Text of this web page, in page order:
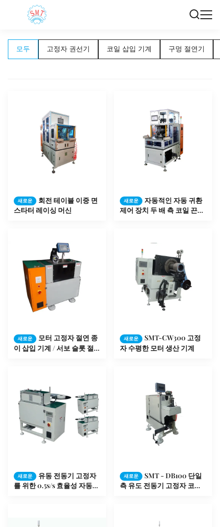
모두 고정자 권선기 코일 삽입 기계 구멍 절연기
새로운
회전 테이블 이중 면
스타터 레이싱 머신
새로운
자동적인 자동 귀환
제어 장치 두 배 측 코일 끈으
새로운
모터 고정자 절연 종
이 삽입 기계 / 서보 슬롯 절
새로운
SMT-CW300 고정
자 수평한 모터 생산 기계
새로운
유동 전동기 고정자
를 위한 0.5s/s 효율성 자동적
새로운
SMT - DB100 단일
측 유도 전동기 고정자 코일